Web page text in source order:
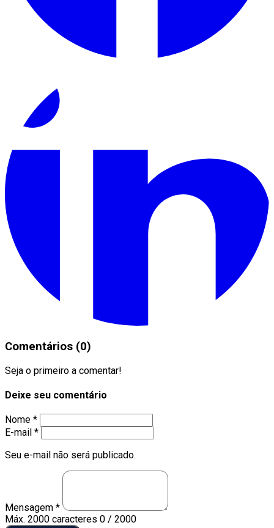
Comentários (0)
Seja o primeiro a comentar!
Deixe seu comentário
Nome *
E-mail *
Seu e-mail não será publicado.
Mensagem *
Máx. 2000 caracteres 0 / 2000